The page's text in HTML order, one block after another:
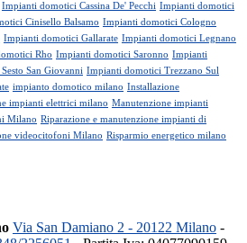
Impianti domotici Cassina De' Pecchi Impianti domotici
Cinisello Balsamo Impianti domotici Cologno
Impianti domotici Gallarate Impianti domotici Legnano
Rho Impianti domotici Saronno Impianti
San Giovanni Impianti domotici Trezzano Sul
impianto domotico milano Installazione
impianti elettrici milano Manutenzione impianti
Milano Riparazione e manutenzione impianti di
videocitofoni Milano Risparmio energetico milano
Via San Damiano 2 - 20122 Milano -